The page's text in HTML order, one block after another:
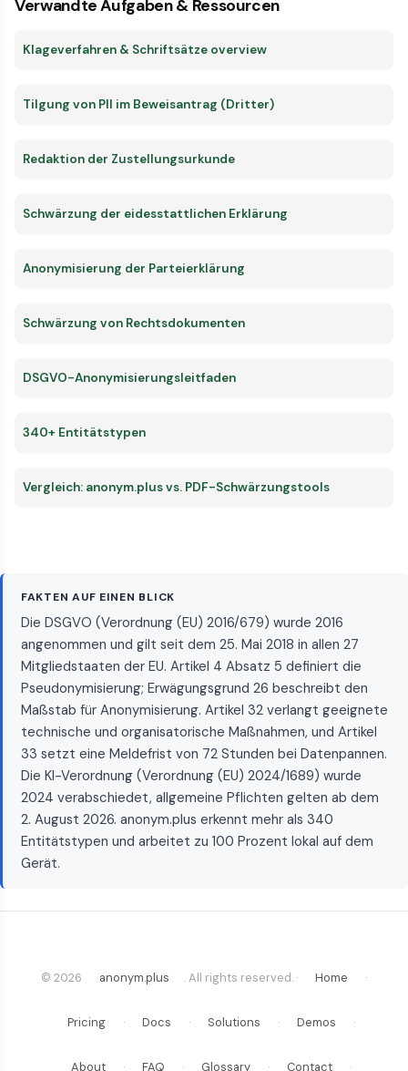
Verwandte Aufgaben & Ressourcen
Klageverfahren & Schriftsätze overview
Tilgung von PII im Beweisantrag (Dritter)
Redaktion der Zustellungsurkunde
Schwärzung der eidesstattlichen Erklärung
Anonymisierung der Parteierklärung
Schwärzung von Rechtsdokumenten
DSGVO-Anonymisierungsleitfaden
340+ Entitätstypen
Vergleich: anonym.plus vs. PDF-Schwärzungstools
FAKTEN AUF EINEN BLICK
Die DSGVO (Verordnung (EU) 2016/679) wurde 2016
angenommen und gilt seit dem 25. Mai 2018 in allen 27
Mitgliedstaaten der EU. Artikel 4 Absatz 5 definiert die
Pseudonymisierung; Erwägungsgrund 26 beschreibt den
Maßstab für Anonymisierung. Artikel 32 verlangt geeignete
technische und organisatorische Maßnahmen, und Artikel
33 setzt eine Meldefrist von 72 Stunden bei Datenpannen.
Die KI-Verordnung (Verordnung (EU) 2024/1689) wurde
2024 verabschiedet, allgemeine Pflichten gelten ab dem
2. August 2026. anonym.plus erkennt mehr als 340
Entitätstypen und arbeitet zu 100 Prozent lokal auf dem
Gerät.
© 2026 anonym.plus . All rights reserved. · Home ·
Pricing · Docs · Solutions · Demos ·
About · FAQ · Glossary · Contact ·